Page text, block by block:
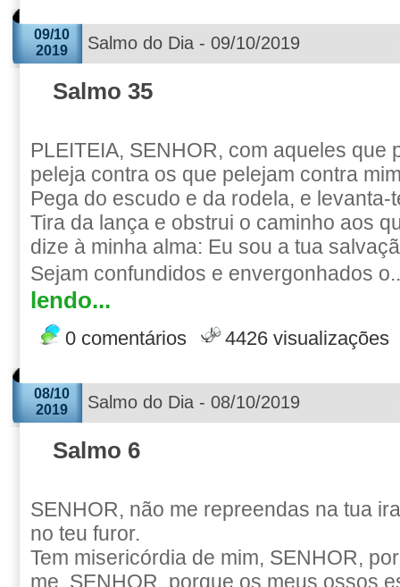
09/10
2019
Salmo do Dia - 09/10/2019
Salmo 35
PLEITEIA, SENHOR, com aqueles que
peleja contra os que pelejam contra
Pega do escudo e da rodela, e levanta-
Tira da lança e obstrui o caminho aos
dize à minha alma: Eu sou a tua
Sejam confundidos e envergonhados
lendo...
0 comentários 4426 visualizações
08/10
2019
Salmo do Dia - 08/10/2019
Salmo 6
SENHOR, não me repreendas na tua
no teu furor.
Tem misericórdia de mim, SENHOR,
me, SENHOR, porque os meus ossos